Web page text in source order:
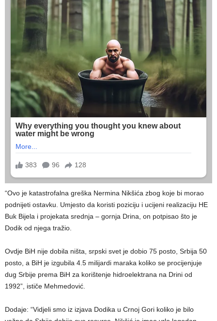
“Ovo je katastrofalna greška Nermina Nikšića zbog koje bi morao
podnijeti ostavku. Umjesto da koristi poziciju i ucijeni realizaciju HE
Buk Bijela i projekata srednja – gornja Drina, on potpisao što je
Dodik od njega tražio.
Ovdje BiH nije dobila ništa, srpski svet je dobio 75 posto, Srbija 50
posto, a BiH je izgubila 4.5 milijardi maraka koliko se procijenjuje
dug Srbije prema BiH za korištenje hidroelektrana na Drini od
1992”, ističe Mehmedović.
Dodaje: “Vidjeli smo iz izjava Dodika u Crnoj Gori koliko je bilo